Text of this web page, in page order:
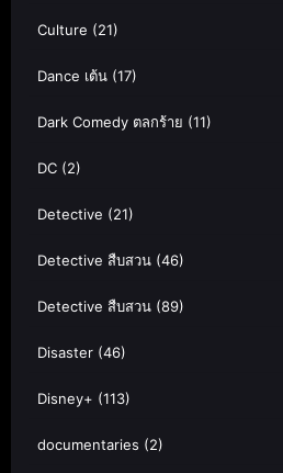
Culture (21)
Dance เต้น (17)
Dark Comedy ตลกร้าย (11)
DC (2)
Detective (21)
Detective สืบสวน (46)
Detective สืบสวน (89)
Disaster (46)
Disney+ (113)
documentaries (2)